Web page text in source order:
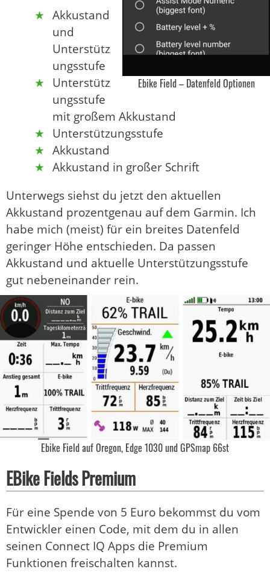
Ebike Field – Datenfeld Optionen
Akkustand
und
Unterstütz
ungsstufe
Unterstütz
ungsstufe
mit großem Akkustand
Unterstützungsstufe
Akkustand
Akkustand in großer Schrift
Unterwegs siehst du jetzt den aktuellen
Akkustand prozentgenau auf dem Garmin. Ich
habe mich (meist) für ein breites Datenfeld
geringer Höhe entschieden. Da passen
Akkustand und aktuelle Unterstützungsstufe
gut nebeneinander rein.
Ebike Field auf Oregon, Edge 1030 und GPSmap 66st
EBike Fields Premium
Für eine Spende von 5 Euro bekommst du vom
Entwickler einen Code, mit dem du in allen
seinen Connect IQ Apps die Premium
Funktionen freischalten kannst.